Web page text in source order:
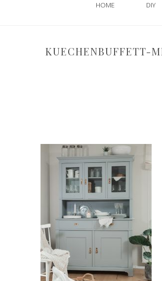
HOME DIY
KUECHENBUFFETT-